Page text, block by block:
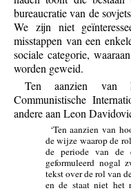
bureaucratie van de
We zijn niet
misstappen van een
sociale categorie,
worden geweid.
Ten aanzien van
Communistische
andere aan Leon
‘Ten aanzien van
de wijze waarop de
de periode van de
geformuleerd nogal
tekst over de rol van
en de staat niet het